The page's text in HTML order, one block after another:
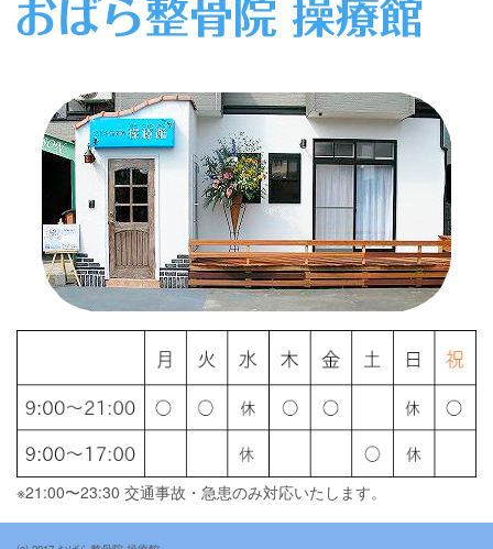
※21:00〜23:30 交通事故・急患のみ対応いたします。